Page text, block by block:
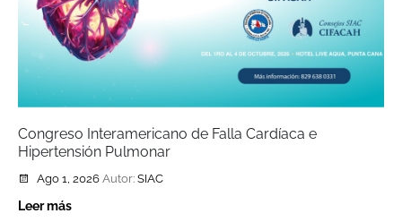
Congreso Interamericano de Falla Cardíaca e
Hipertensión Pulmonar
Ago 1, 2026 Autor: SIAC
Leer más